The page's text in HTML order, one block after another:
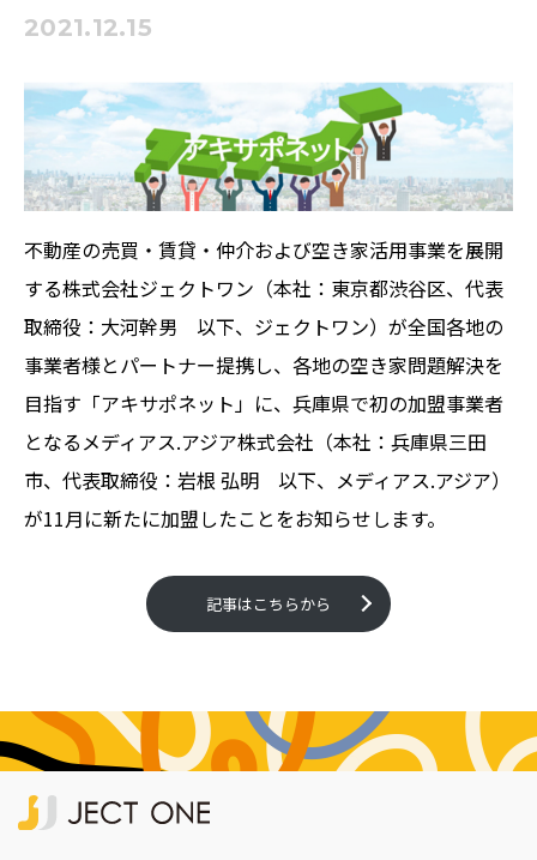
2021.12.15
不動産の売買・賃貸・仲介および空き家活用事業を展開
する株式会社ジェクトワン（本社：東京都渋谷区、代表
取締役：大河幹男 以下、ジェクトワン）が全国各地の
事業者様とパートナー提携し、各地の空き家問題解決を
目指す「アキサポネット」に、兵庫県で初の加盟事業者
となるメディアス.アジア株式会社（本社：兵庫県三田
市、代表取締役：岩根 弘明 以下、メディアス.アジア）
が11月に新たに加盟したことをお知らせします。
記事はこちらから